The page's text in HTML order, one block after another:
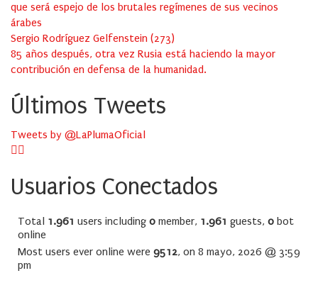
que será espejo de los brutales regímenes de sus vecinos
árabes
Sergio Rodríguez Gelfenstein (273)
85 años después, otra vez Rusia está haciendo la mayor
contribución en defensa de la humanidad.
Últimos Tweets
Tweets by @LaPlumaOficial
Usuarios Conectados
Total 1.961 users including 0 member, 1.961 guests, 0 bot
online
Most users ever online were 9512, on 8 mayo, 2026 @ 3:59
pm